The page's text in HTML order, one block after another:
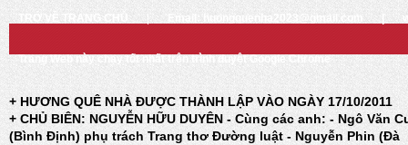
TRỞ VỀ TRANG CHỦ Email: huongquenha2023@gmail.com
Trang Web này chạy tốt nhất trên trình duyệt Google Chrome
+ HƯƠNG QUÊ NHÀ ĐƯỢC THÀNH LẬP VÀO NGÀY 17/10/2011
+ CHỦ BIÊN: NGUYỄN HỮU DUYÊN - Cùng các anh: - Ngô Văn
(Bình Định) phụ trách Trang thơ Đường luật - Nguyễn Phin (Đà